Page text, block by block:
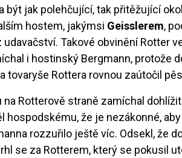
být jak polehčující, tak přitěžující
hostem, jakýmsi Geisslerem,
Takové obvinění Rotter
i hostinský Bergmann, protože
tovaryše Rottera rovnou zaútočil
Rotterově straně zamíchal
hospodskému, že je nezákonné,
rozzuřilo ještě víc. Odsekl, že
se za Rotterem, který se pokusil